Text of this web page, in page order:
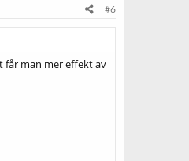
#6
får man mer effekt av